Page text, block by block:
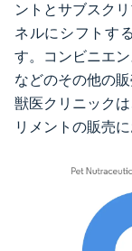
ントとサブスク
ネルにシフトす
す。コンビニエ
などのその他の
獣医クリニック
リメントの販売